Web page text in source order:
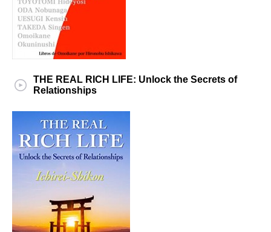
THE REAL RICH LIFE: Unlock the Secrets of
Relationships